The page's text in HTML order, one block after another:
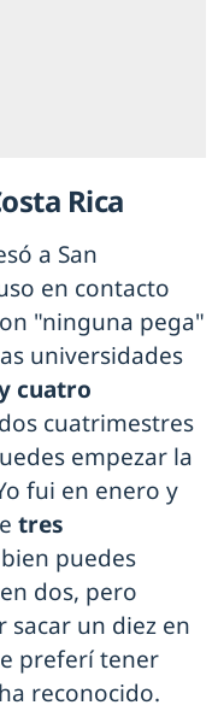
Rica
a San
en contacto
"ninguna pega"
universidades
cuatro
cuatrimestres
empezar la
fui en enero y
tres
puedes
dos, pero
sacar un diez en
preferí tener
reconocido.